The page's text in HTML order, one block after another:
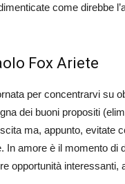
come direbbe
Fox Ariete
per concentrarvi su
dei buoni propositi
ma, appunto, evitate
In amore è il momento
opportunità